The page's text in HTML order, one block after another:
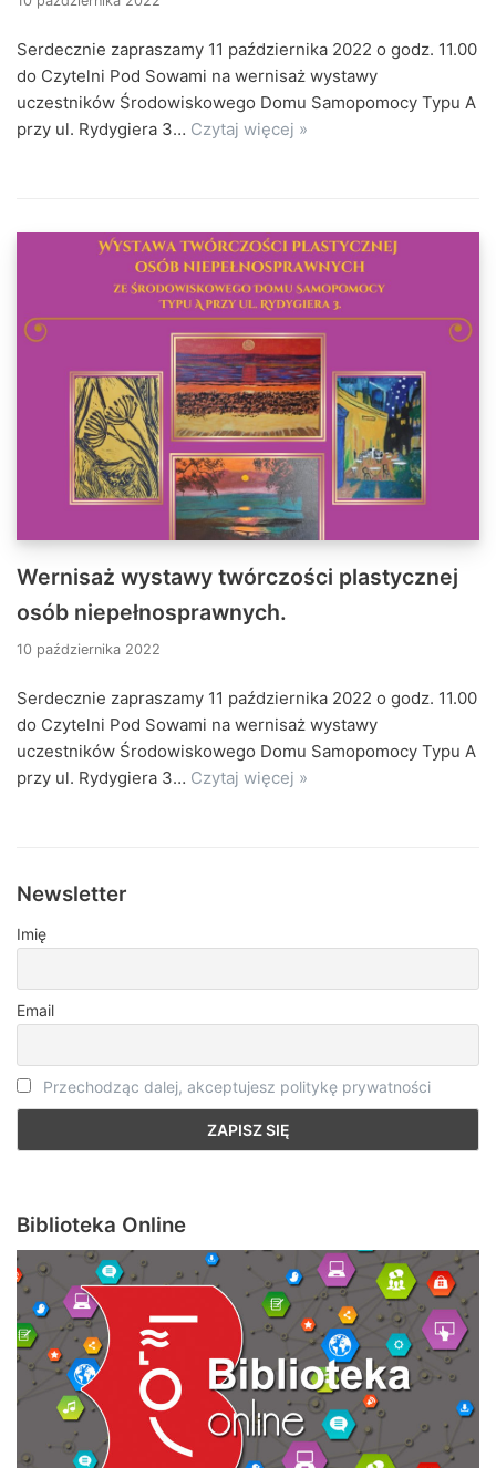
Serdecznie zapraszamy 11 października 2022 o godz. 11.00
do Czytelni Pod Sowami na wernisaż wystawy
uczestników Środowiskowego Domu Samopomocy Typu A
przy ul. Rydygiera 3… Czytaj więcej »
Wernisaż wystawy twórczości plastycznej
osób niepełnosprawnych.
10 października 2022
Serdecznie zapraszamy 11 października 2022 o godz. 11.00
do Czytelni Pod Sowami na wernisaż wystawy
uczestników Środowiskowego Domu Samopomocy Typu A
przy ul. Rydygiera 3… Czytaj więcej »
Newsletter
Imię
Email
Przechodząc dalej, akceptujesz politykę prywatności
Biblioteka Online